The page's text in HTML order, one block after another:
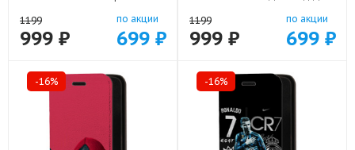
1199
999 ₽
по акции
699 ₽
1199
999 ₽
по акции
699 ₽
-16% -16%